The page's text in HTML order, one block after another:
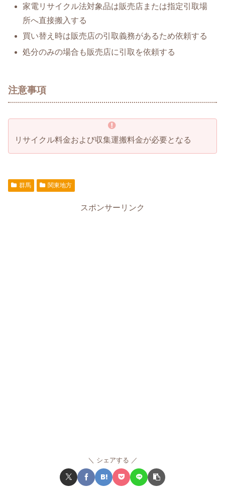
家電リサイクル法対象品は販売店または指定引取場
所へ直接搬入する
買い替え時は販売店の引取義務があるため依頼する
処分のみの場合も販売店に引取を依頼する
注意事項
リサイクル料金および収集運搬料金が必要となる
群馬 関東地方
スポンサーリンク
シェアする